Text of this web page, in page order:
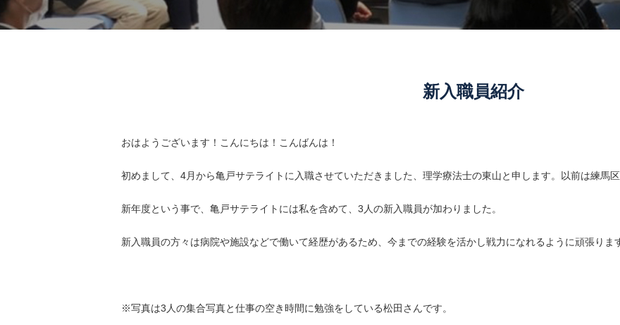
新入職員紹介
おはようございます！こんにちは！こんばんは！
初めまして、4月から亀戸サテライトに入職させていただきました、理学療法士の東山と申します。以前は練馬
新年度という事で、亀戸サテライトには私を含めて、3人の新入職員が加わりました。
新入職員の方々は病院や施設などで働いて経歴があるため、今までの経験を活かし戦力になれるように頑張りま
※写真は3人の集合写真と仕事の空き時間に勉強をしている松田さんです。